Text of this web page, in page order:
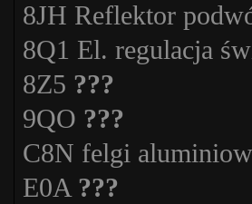
8JH Reflektor
8Q1 El. regulacja
8Z5 ???
9QO ???
C8N felgi
E0A ???